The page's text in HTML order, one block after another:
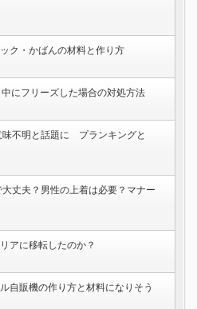
ク・かばんの材料と作り方
中にフリーズした場合の対処方法
不明と話題に プランキングと
丈夫？男性の上着は必要？マナー
アに移転したのか？
自販機の作り方と材料になりそう